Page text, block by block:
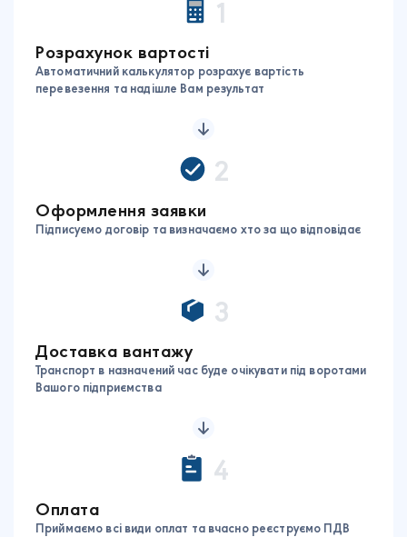
1
Розрахунок вартості
Автоматичний калькулятор розрахує вартість
перевезення та надішле Вам результат
2
Оформлення заявки
Підписуємо договір та визначаємо хто за що відповідає
3
Доставка вантажу
Транспорт в назначений час буде очікувати під воротами
Вашого підприємства
4
Оплата
Приймаємо всі види оплат та вчасно реєструємо ПДВ